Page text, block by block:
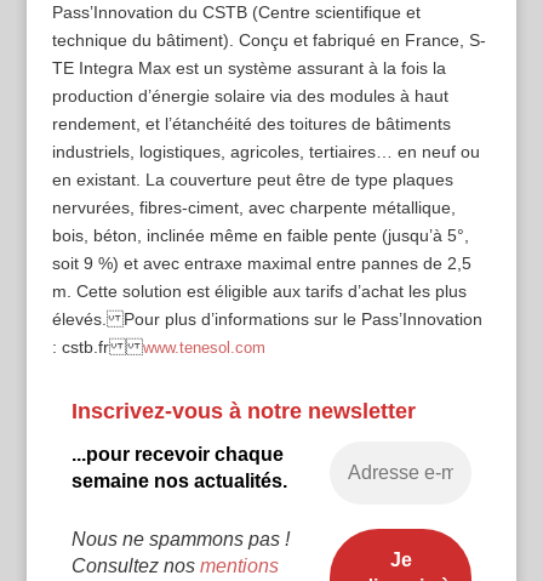
Pass’Innovation du CSTB (Centre scientifique et
technique du bâtiment). Conçu et fabriqué en France, S-
TE Integra Max est un système assurant à la fois la
production d’énergie solaire via des modules à haut
rendement, et l’étanchéité des toitures de bâtiments
industriels, logistiques, agricoles, tertiaires… en neuf ou
en existant. La couverture peut être de type plaques
nervurées, fibres-ciment, avec charpente métallique,
bois, béton, inclinée même en faible pente (jusqu’à 5°,
soit 9 %) et avec entraxe maximal entre pannes de 2,5
m. Cette solution est éligible aux tarifs d’achat les plus
élevés. Pour plus d’informations sur le Pass’Innovation
: cstb.frwww.tenesol.com
Inscrivez-vous à notre newsletter
...pour recevoir chaque
semaine nos actualités.
Nous ne spammons pas !
Consultez nos mentions